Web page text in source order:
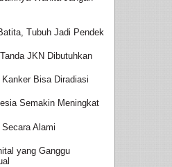
Tubuh Jadi Pendek
JKN Dibutuhkan
Bisa Diradiasi
Semakin Meningkat
Alami
yang Ganggu